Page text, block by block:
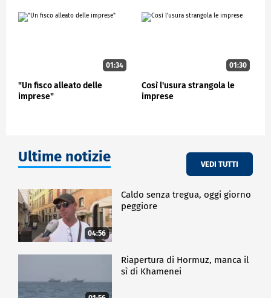
la fanno i decreti, la ricchezza la fanno gli
imprenditori con i loro lavoratori e quello che
possano lavorare al meglio delle loro potenzialità".
POLITICA
01:34
"Un fisco alleato delle
imprese"
01:30
Così l'usura strangola le
imprese
Ultime notizie VEDI TUTTI
04:56
Caldo senza tregua, oggi giorno
peggiore
Riapertura di Hormuz, manca il
sì di Khamenei